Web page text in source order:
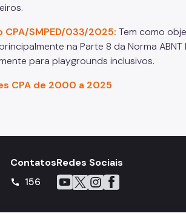
CPA/SMPED/033/2025: Tem como
na Parte 8 da Norma
para playgrounds inclusivos.
CPA de 2000 a 2025
Contatos
call 156
Redes Sociais
Icone do YouTube
Icone do X
Icone do Instagram
Icone do Facebook